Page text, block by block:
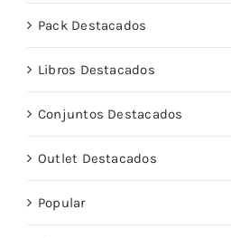
Pack Destacados
Libros Destacados
Conjuntos Destacados
Outlet Destacados
Popular